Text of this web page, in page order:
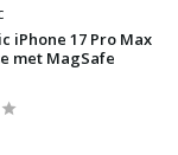
iPhone 17 Pro Max
met MagSafe